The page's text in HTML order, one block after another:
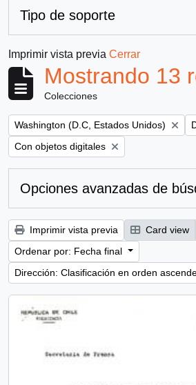
Tipo de soporte
Imprimir vista previa Cerrar
Mostrando 13
Colecciones
Remove filter:
Washington (D.C, Estados Unidos)
Remove filter:
Con objetos digitales
Opciones avanzadas de
Imprimir vista previa Card view
Ordenar por: Fecha final
Dirección: Clasificación en orden